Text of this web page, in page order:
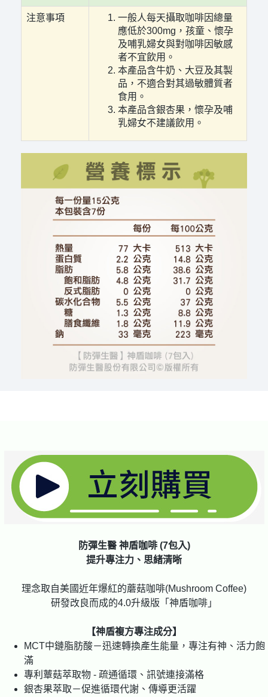
注意事項
一般人每天攝取咖啡因總量
應低於300mg，孩童、懷孕
及哺乳婦女與對咖啡因敏感
者不宜飲用。
本產品含牛奶、大豆及其製
品，不適合對其過敏體質者
食用。
本產品含銀杏果，懷孕及哺
乳婦女不建議飲用。
防彈生醫 神盾咖啡 (7包入)
提升專注力、思緒清晰
理念取自美國近年爆紅的蘑菇咖啡(Mushroom Coffee)
研發改良而成的4.0升級版「神盾咖啡」
【神盾複方專注成分】
MCT中鏈脂肪酸－迅速轉換產生能量，專注有神、活力飽
滿
專利蕈菇萃取物 - 疏通循環、訊號連接滿格
銀杏果萃取－促進循環代謝、傳導更活躍